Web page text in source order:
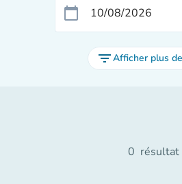
calendar_today
filter_listAfficher plus
0 résultat